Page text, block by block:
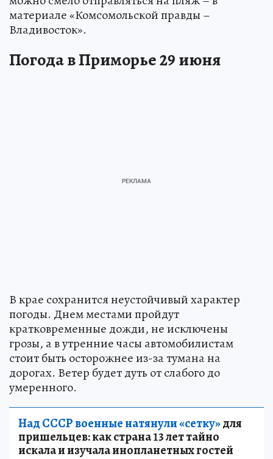
материале «Комсомольской правды –
Владивосток».
Погода в Приморье 29 июня
В крае сохранится неустойчивый характер
погоды. Днем местами пройдут
кратковременные дожди, не исключены
грозы, а в утренние часы автомобилистам
стоит быть осторожнее из-за тумана на
дорогах. Ветер будет дуть от слабого до
умеренного.
Над СССР военные натянули «сетку»для
пришельцев: как страна 13 лет тайно
искала и изучала инопланетных гостей